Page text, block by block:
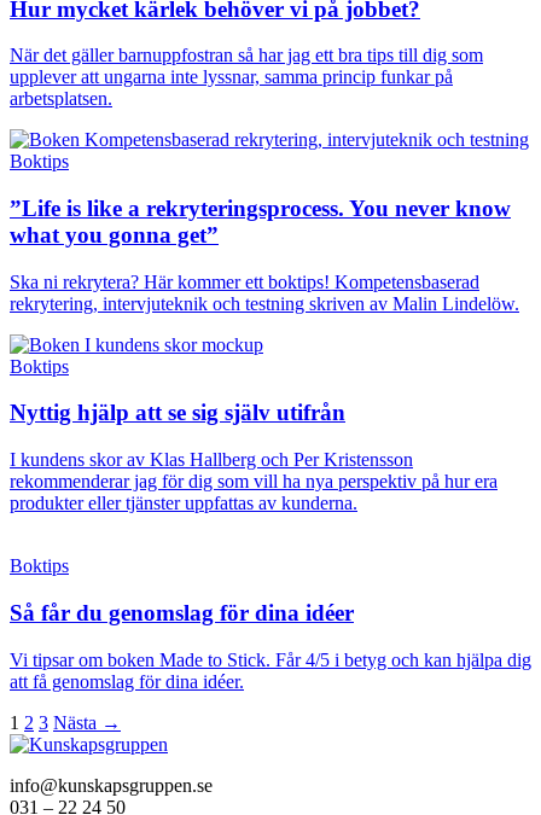
Hur mycket kärlek behöver vi på jobbet?
När det gäller barnuppfostran så har jag ett bra tips till dig som
upplever att ungarna inte lyssnar, samma princip funkar på
arbetsplatsen.
Boktips
”Life is like a rekryteringsprocess. You never know
what you gonna get”
Ska ni rekrytera? Här kommer ett boktips! Kompetensbaserad
rekrytering, intervjuteknik och testning skriven av Malin Lindelöw.
Boktips
Nyttig hjälp att se sig själv utifrån
I kundens skor av Klas Hallberg och Per Kristensson
rekommenderar jag för dig som vill ha nya perspektiv på hur era
produkter eller tjänster uppfattas av kunderna.
Boktips
Så får du genomslag för dina idéer
Vi tipsar om boken Made to Stick. Får 4/5 i betyg och kan hjälpa dig
att få genomslag för dina idéer.
1 2 3 Nästa →
info@kunskapsgruppen.se
031 – 22 24 50